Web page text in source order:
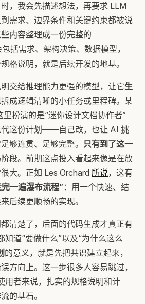
，我会先描述想法，再要求 LLM
需求、边界条件和关键约束都被说
内容整理成一份完整的
括需求、架构决策、数据模型，
格说明，就是后续开发的地基。
交给推理能力更强的模型，让它生
成逻辑清晰的小任务或里程碑。某
扮演的是“迷你设计文档协作者”
代这份计划——自己改，也让 AI 挑
连贯、足够完整。 只有到了这一
段。前期这点投入看起来像是在放
大。正如 Les Orchard 所说，这有
一遍瀑布流程”：用一个快速、结
后续更顺畅的实现。
清楚了，后面的代码生成才真正有
知道“要做什么”以及“为什么这么
的意义，就是先把共识建立起来，
方向上。这一步很多人容易跳过，
用者来说，扎实的规格说明和计
的基石。